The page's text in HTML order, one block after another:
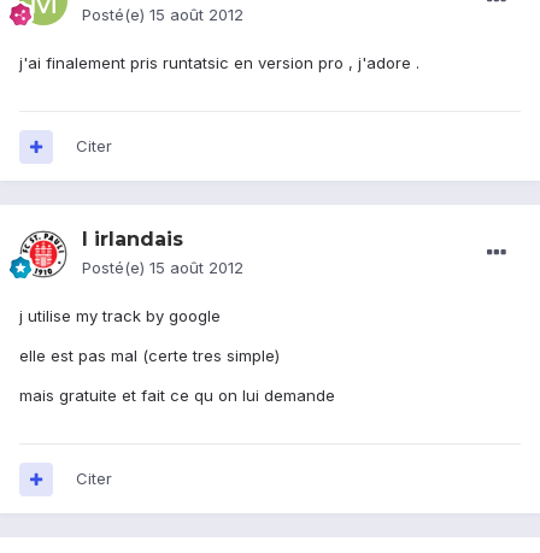
Posté(e) 15 août 2012
j'ai finalement pris runtatsic en version pro , j'adore .
Citer
l irlandais
Posté(e) 15 août 2012
j utilise my track by google
elle est pas mal (certe tres simple)
mais gratuite et fait ce qu on lui demande
Citer